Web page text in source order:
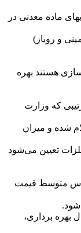
حداکثر تا (۱۰) درصد بهای ماده معدنی در
و روباز)
سازی هستند بهره
که وزارت
شده و میزان
تعیین می‌شود
اساس متوسط قیمت
بهره برداری،